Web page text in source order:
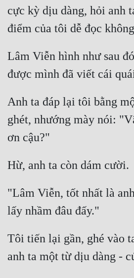
Xây Dựng Thế Lực
Đẹp
Đẹp Hiệp
Tính Cách Nhân Vật :
Cơ Trí
Vô Sỉ
Điềm Đạm
cực kỳ dịu dàng, hỏi anh
Lâm Viễn hình như sau
Anh ta đáp lại tôi bằng
ghét, nhướng mày nói:
"Lâm Viễn, tốt nhất là
Tôi tiến lại gần, ghé vào